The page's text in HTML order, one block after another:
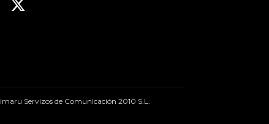
Servizos de Comunicación 2010 S.L.